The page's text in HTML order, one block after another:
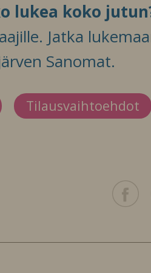
lukea koko
Jatka
Sanomat.
Tilausvaihtoehdot